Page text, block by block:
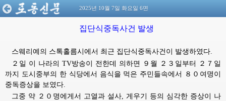
2025년 10월 7일 화요일 6면
집단식중독사건 발생
스웨리예의 스톡홀름시에서 최근 집단식중독사건이 발생하였다.
２일 이 나라의 TV방송이 전한데 의하면 ９월 ２３일부터 ２７일
까지 도시중부의 한 식당에서 음식을 먹은 주민들속에서 ８０여명이
중독증상을 보였다.
그중 약 ２０명에게서 고열과 설사, 게우기 등의 심각한 증상이 나